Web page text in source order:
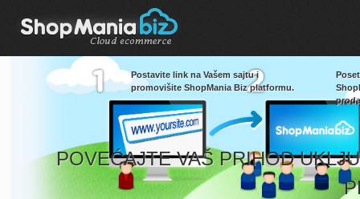
Postavite link na Vašem sajtu i
promovišite ShopMania Biz platformu.
POVEĆAJTE VAŠ PRIHOD